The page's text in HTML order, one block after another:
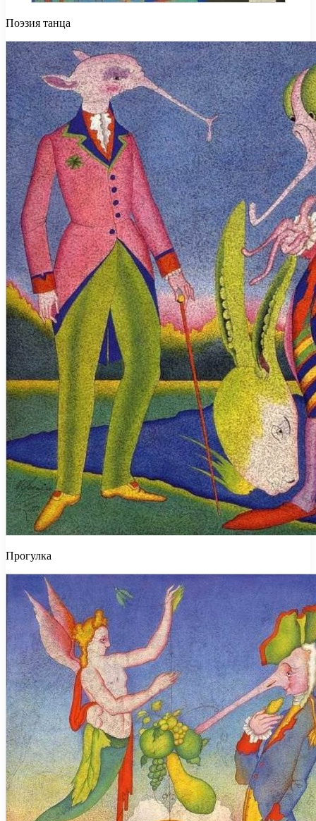
Поэзия танца
Прогулка